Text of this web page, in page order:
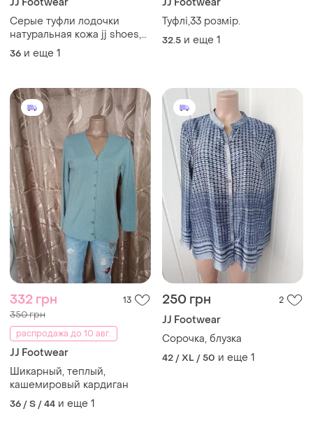
Серые туфли лодочки
натуральная кожа jj shoes,
37
36 и еще 1
Туфлі,33 розмір.
32.5 и еще 1
332 грн 13
350 грн
распродажа до 10 авг.
JJ Footwear
Шикарный, теплый,
кашемировый кардиган
36 / S / 44 и еще 1
250 грн 2
JJ Footwear
Сорочка, блузка
42 / XL / 50 и еще 1